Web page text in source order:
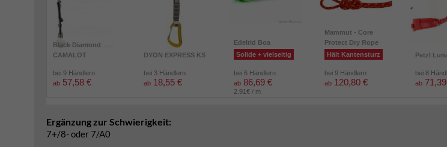
Black Diamond
CAMALOT
bei 9 Händlern
ab 57,58 €
DYON EXPRESS KS
bei 3 Händlern
ab 18,55 €
Edelrid Boa
Solide + vielseitig
bei 6 Händlern
ab 86,69 €
2.91€ / m
Mammut - Core
Protect Dry Rope
Hält Kantensturz
bei 9 Händlern
ab 120,80 €
Petzl
bei 8
ab
Ergänzung zur Schwierigkeit:
7+/8- oder 7/A0